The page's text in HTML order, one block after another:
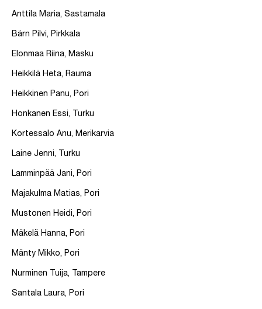
Anttila Maria, Sastamala
Bärn Pilvi, Pirkkala
Elonmaa Riina, Masku
Heikkilä Heta, Rauma
Heikkinen Panu, Pori
Honkanen Essi, Turku
Kortessalo Anu, Merikarvia
Laine Jenni, Turku
Lamminpää Jani, Pori
Majakulma Matias, Pori
Mustonen Heidi, Pori
Mäkelä Hanna, Pori
Mänty Mikko, Pori
Nurminen Tuija, Tampere
Santala Laura, Pori